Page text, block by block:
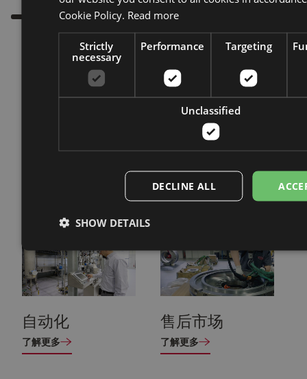
满的
生命周期
解决方案
从全球零部件和服务支持到
先进的自动化系统，CPM
确保您的运营平稳、高效且
不间断地进行。.
自动化
了解更多
售后市场
了解更多
Cookie Policy. Read more
Strictly
necessary
Performance Targeting
Unclassified
DECLINE ALL
SHOW DETAILS